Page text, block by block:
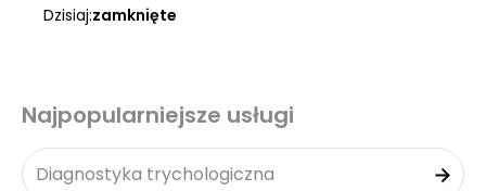
Dzisiaj:zamknięte
Najpopularniejsze usługi
Diagnostyka trychologiczna